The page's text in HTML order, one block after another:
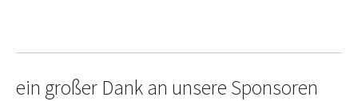
ein großer Dank an unsere Sponsoren